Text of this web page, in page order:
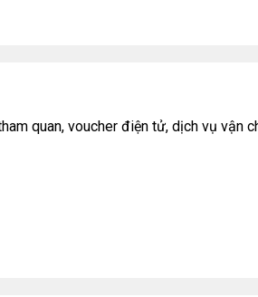
quan, voucher điện tử, dịch vụ vận